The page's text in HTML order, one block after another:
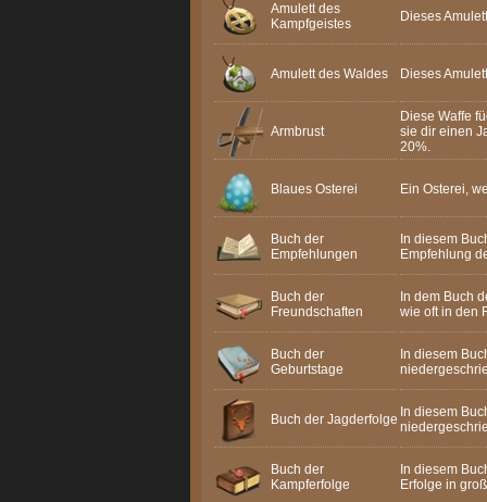
Amulett des
Kampfgeistes
Dieses
Amulett des Waldes Dieses
Armbrust
Diese Waffe
sie dir einen
20%.
Blaues Osterei Ein Osterei,
Buch der
Empfehlungen
In diesem
Empfehlung
Buch der
Freundschaften
In dem Buch
wie oft in den
Buch der
Geburtstage
In diesem
Buch der Jagderfolge In diesem
Buch der
Kampferfolge
In diesem
Erfolge in